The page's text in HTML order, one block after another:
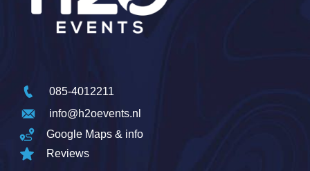
085-4012211
info@h2oevents.nl
Google Maps & info
Reviews